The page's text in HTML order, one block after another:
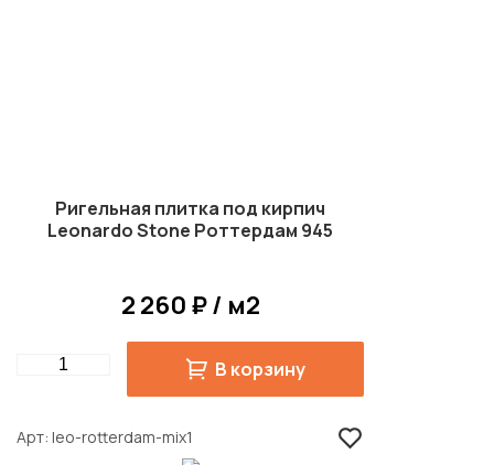
Ригельная плитка под кирпич
Leonardo Stone Роттердам 945
2 260 ₽ / м2
Quantity В корзину
Арт leo-rotterdam-mix1